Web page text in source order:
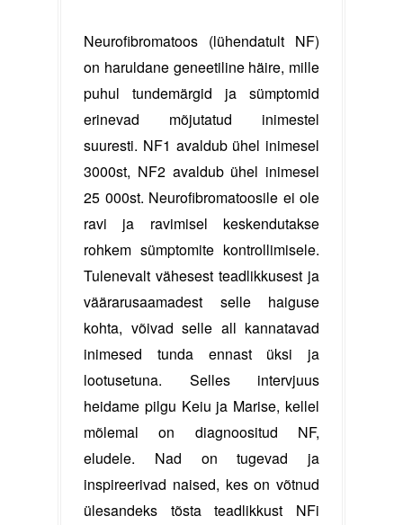
Neurofibromatoos (lühendatult NF)
on haruldane geneetiline häire, mille
puhul tundemärgid ja sümptomid
erinevad mõjutatud inimestel
suuresti. NF1 avaldub ühel inimesel
3000st, NF2 avaldub ühel inimesel
25 000st. Neurofibromatoosile ei ole
ravi ja ravimisel keskendutakse
rohkem sümptomite kontrollimisele.
Tulenevalt vähesest teadlikkusest ja
väärarusaamadest selle haiguse
kohta, võivad selle all kannatavad
inimesed tunda ennast üksi ja
lootusetuna. Selles intervjuus
heidame pilgu Keiu ja Marise, kellel
mõlemal on diagnoositud NF,
eludele. Nad on tugevad ja
inspireerivad naised, kes on võtnud
ülesandeks tõsta teadlikkust NFi